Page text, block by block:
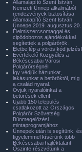
Államalapító Szent István
Nemzeti Ünnep alkalmából
rendezvények biztosítása
Államalapító Szent István
Ünnepe 2019. augusztus 20.
Élelmiszercsomaggal és
cipődobozos ajándékokkal
segítettek a polgárőrök.
Életbe lép a vörös kód jelzés!
Évértékelő Közgyűlés a
Békéscsabai Városi
Polgárőrségnél
Így védjük házunkat,
lakásunkat a betörőktől, míg
a család nyaral.
Óvjuk nyaralóinkat a
betörések ellen!
Újabb 150 település
csatlakozott az Országos
Polgárőr Szövetség
Bűnmegelőzési
mintaprogramjához
Ünnepek után is segítünk, és
figyelemmel kísérünk több
Békéscsabai hajléktalant
Őszinte részvétünk a